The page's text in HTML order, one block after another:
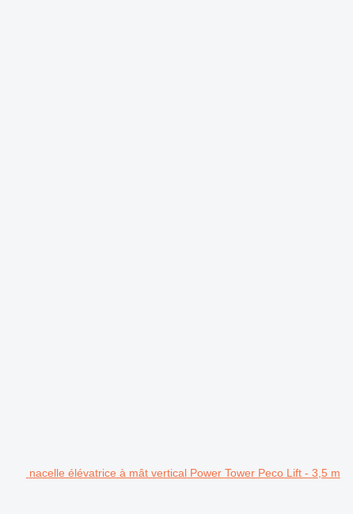
nacelle élévatrice à mât vertical Power Tower Peco Lift - 3,5 m